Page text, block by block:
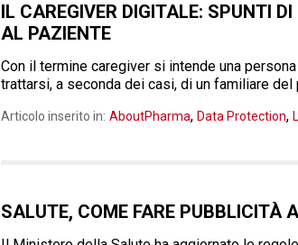
IL CAREGIVER DIGITALE: SPUNTI
AL PAZIENTE
Con il termine caregiver si intende una
trattarsi, a seconda dei casi, di un familiare
Articolo inserito in: AboutPharma, Data Protection,
SALUTE, COME FARE PUBBLICITÀ